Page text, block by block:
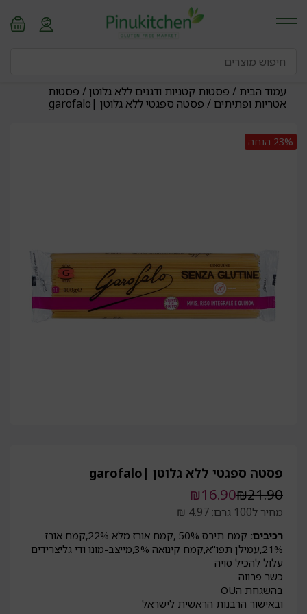
עמוד הבית / פסטות קטניות ודגנים ללא גלוטן/ פסטות
אטריות ופתיתים / פסטה ספגטי ללא גלוטן |garofalo
23% הנחה
פסטה ספגטי ללא גלוטן |garofalo
₪21.90
המחיר
המקורי
היה:
₪16.90
המחיר
הנוכחי
הוא:
מחיר ל100 גרם: 4.97 ₪
רכיבים:
קמח תירס 50% ,קמח אורז מלא 22%,קמח אורז
21%,עמילן תפו"א,קמח קינואה 3%,מייצב-מונו ודי גליצרידים
עלול להכיל סויה
כשר פרווה
בהשגחת הOU
ובאישור הרבנות הראשית לישראל